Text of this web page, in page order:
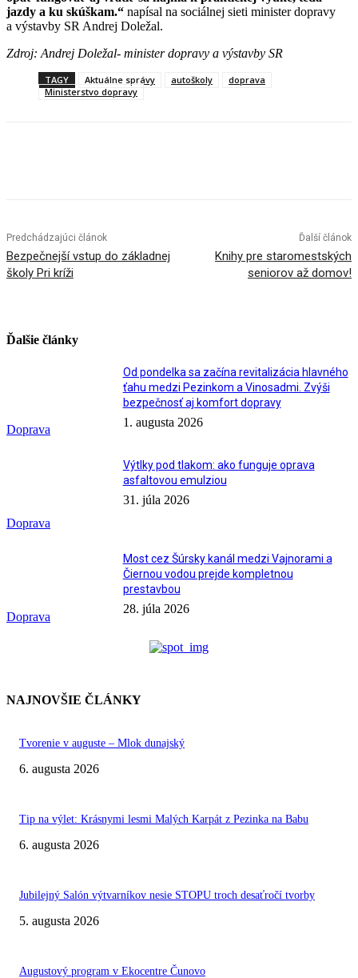
jazdy a ku skúškam.“ napísal na sociálnej sieti minister dopravy
a výstavby SR Andrej Doležal.
Zdroj: Andrej Doležal- minister dopravy a výstavby SR
TAGY Aktuálne správy autoškoly
doprava
Ministerstvo dopravy
Predchádzajúci článok
Bezpečnejší vstup do základnej
školy Pri kríži
Ďalší článok
Knihy pre staromestských
seniorov až domov!
Ďalšie články
Doprava
Od pondelka sa začína revitalizácia hlavného
ťahu medzi Pezinkom a Vinosadmi. Zvýši
bezpečnosť aj komfort dopravy
1. augusta 2026
Doprava
Výtlky pod tlakom: ako funguje oprava
asfaltovou emulziou
31. júla 2026
Doprava
Most cez Šúrsky kanál medzi Vajnorami a
Čiernou vodou prejde kompletnou
prestavbou
28. júla 2026
NAJNOVŠIE ČLÁNKY
Tvorenie v auguste – Mlok dunajský
6. augusta 2026
Tip na výlet: Krásnymi lesmi Malých Karpát z Pezinka na Babu
6. augusta 2026
Jubilejný Salón výtvarníkov nesie STOPU troch desaťročí tvorby
5. augusta 2026
Augustový program v Ekocentre Čunovo